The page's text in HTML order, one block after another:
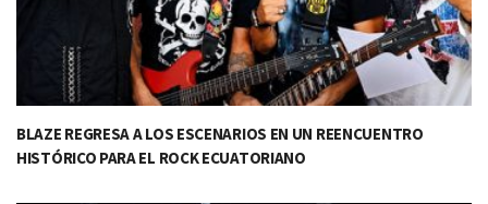
BLAZE REGRESA A LOS ESCENARIOS EN UN REENCUENTRO
HISTÓRICO PARA EL ROCK ECUATORIANO